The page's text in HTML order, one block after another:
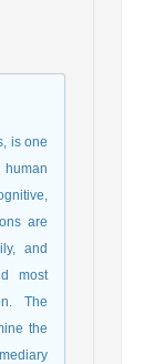
is one
are
and
most
The
the